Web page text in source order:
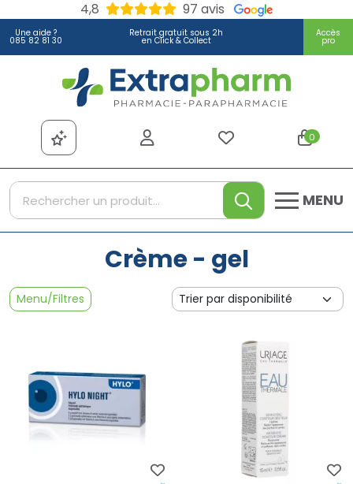
4,8 97 avis
Une aide ?
085 82 81 30
Retrait gratuit sous 2h
en Click & Collect
Accès
pro
Extrapharm Votre
0
MENU
Crème - gel
Menu/Filtres